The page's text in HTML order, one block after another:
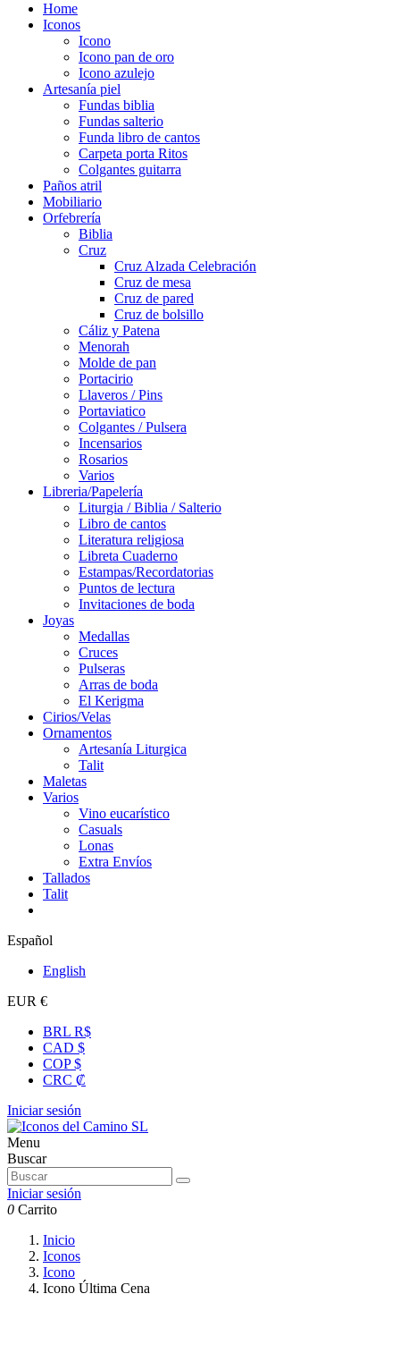
Home
Iconos
Icono
Icono pan de oro
Icono azulejo
Artesanía piel
Fundas biblia
Fundas salterio
Funda libro de cantos
Carpeta porta Ritos
Colgantes guitarra
Paños atril
Mobiliario
Orfebrería
Biblia
Cruz
Cruz Alzada Celebración
Cruz de mesa
Cruz de pared
Cruz de bolsillo
Cáliz y Patena
Menorah
Molde de pan
Portacirio
Llaveros / Pins
Portaviatico
Colgantes / Pulsera
Incensarios
Rosarios
Varios
Libreria/Papelería
Liturgia / Biblia / Salterio
Libro de cantos
Literatura religiosa
Libreta Cuaderno
Estampas/Recordatorias
Puntos de lectura
Invitaciones de boda
Joyas
Medallas
Cruces
Pulseras
Arras de boda
El Kerigma
Cirios/Velas
Ornamentos
Artesanía Liturgica
Talit
Maletas
Varios
Vino eucarístico
Casuals
Lonas
Extra Envíos
Tallados
Talit
Español
English
EUR €
BRL R$
CAD $
COP $
CRC ₡
Iniciar sesión
Menu
Buscar
Iniciar sesión
0 Carrito
Inicio
Iconos
Icono
Icono Última Cena